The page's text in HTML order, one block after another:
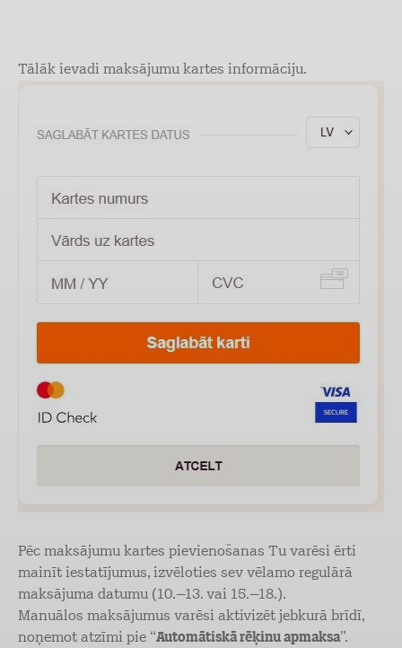
Tālāk ievadi maksājumu kartes informāciju.
Pēc maksājumu kartes pievienošanas Tu varēsi ērti
mainīt iestatījumus, izvēloties sev vēlamo regulārā
maksājuma datumu (10.–13. vai 15.–18.).
Manuālos maksājumus varēsi aktivizēt jebkurā brīdī,
noņemot atzīmi pie “Automātiskā rēķinu apmaksa”.